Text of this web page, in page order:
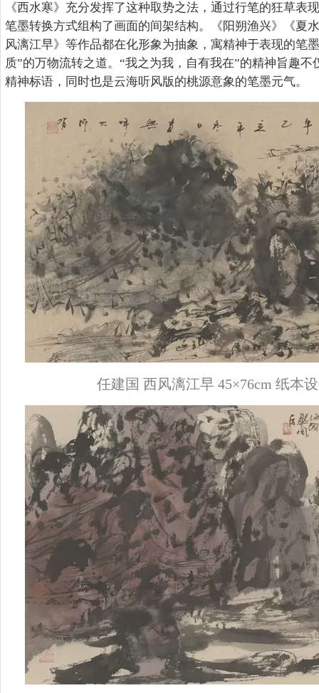
《西水寒》充分发挥了这种取势之法，通过行笔的狂草表
笔墨转换方式组构了画面的间架结构。《阳朔渔兴》《夏
风漓江早》等作品都在化形象为抽象，寓精神于表现的笔
质”的万物流转之道。“我之为我，自有我在”的精神旨趣
精神标语，同时也是云海听风版的桃源意象的笔墨元气。
任建国 西风漓江早 45×76cm 纸本